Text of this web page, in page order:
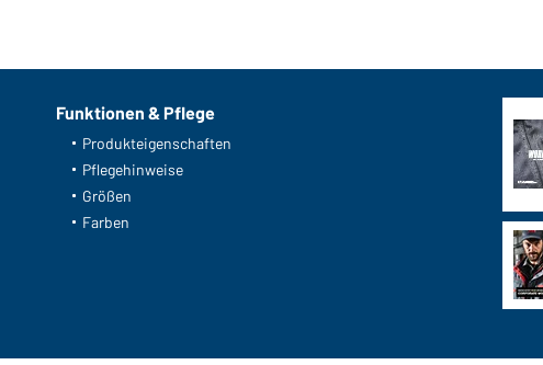
Funktionen & Pflege
Produkteigenschaften
Pflegehinweise
Größen
Farben